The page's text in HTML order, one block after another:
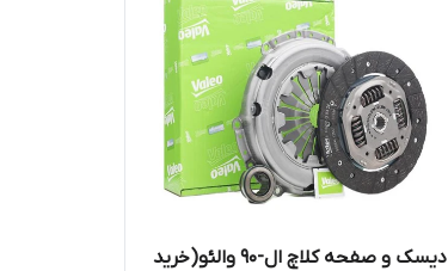
دیسک و صفحه کلاچ ال-90 والئو(خرید